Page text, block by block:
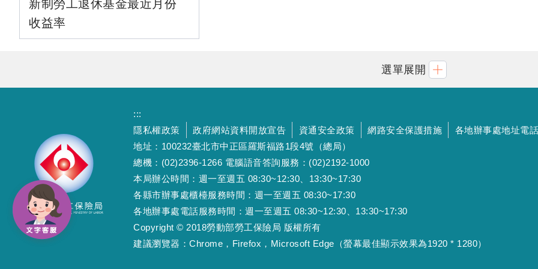
新制勞工退休基金最近月份
收益率
選單展開
:::
隱私權政策
政府網站資料開放宣告 資通安全政策 網路安全保護措施
各地辦事處地址電話
地址：100232臺北市中正區羅斯福路1段4號（總局）
總機：(02)2396-1266 電腦語音答詢服務：(02)2192-1000
本局辦公時間：週一至週五 08:30~12:30、13:30~17:30
各縣市辦事處櫃檯服務時間：週一至週五 08:30~17:30
各地辦事處電話服務時間：週一至週五 08:30~12:30、13:30~17:30
Copyright © 2018勞動部勞工保險局 版權所有
建議瀏覽器：Chrome，Firefox，Microsoft Edge（螢幕最佳顯示效果為1920 * 1280）